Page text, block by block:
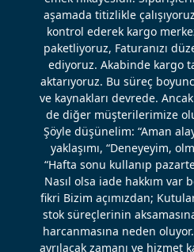
aşamada titizlikle
kontrol ederek kargo
paketliyoruz, Faturanızı
ediyoruz. Akabinde kargo
aktarıyoruz. Bu süreç
ve kaynakları devrede.
de diğer müşterilerimize
Şöyle düşünelim: “Aman
yaklaşımı, “Deneyeyim,
“Hafta sonu kullanıp
Nasıl olsa iade hakkım var
fikri Bizim açımızdan;
stok süreçlerinin
harcanmasına neden
ayrılacak zamanı ve hizmet